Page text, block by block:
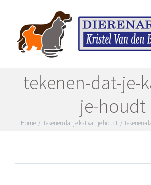
content
tekenen-dat-je-
je-houdt
Home / Tekenen dat je kat van je houdt / tekenen-